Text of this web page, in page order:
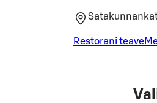
Restorani teave